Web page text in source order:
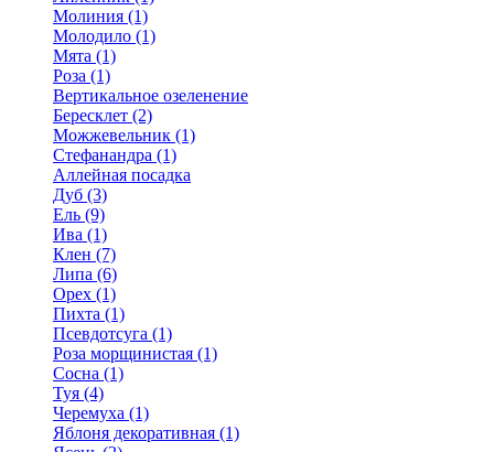
Молиния (1)
Молодило (1)
Мята (1)
Роза (1)
Вертикальное озеленение
Бересклет (2)
Можжевельник (1)
Стефанандра (1)
Аллейная посадка
Дуб (3)
Ель (9)
Ива (1)
Клен (7)
Липа (6)
Орех (1)
Пихта (1)
Псевдотсуга (1)
Роза морщинистая (1)
Сосна (1)
Туя (4)
Черемуха (1)
Яблоня декоративная (1)